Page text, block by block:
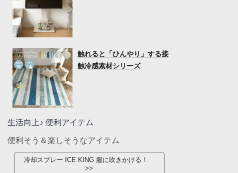
触れると「ひんやり」する接
触冷感素材シリーズ
生活向上♪ 便利アイテム
便利そう＆楽しそうなアイテム
冷却スプレー ICE KING 服に吹きかける！